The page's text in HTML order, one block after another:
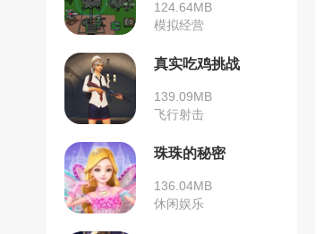
124.64MB
模拟经营
真实吃鸡挑战
139.09MB
飞行射击
珠珠的秘密
136.04MB
休闲娱乐